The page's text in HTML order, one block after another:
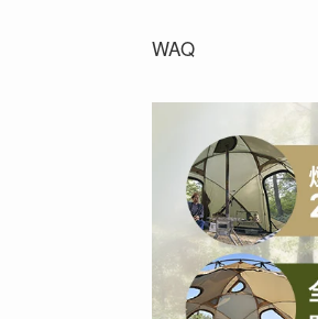
WAQ